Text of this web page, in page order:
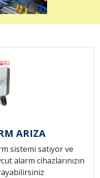
ARIZA
sistemi satıyor ve
alarm cihazlarınızın